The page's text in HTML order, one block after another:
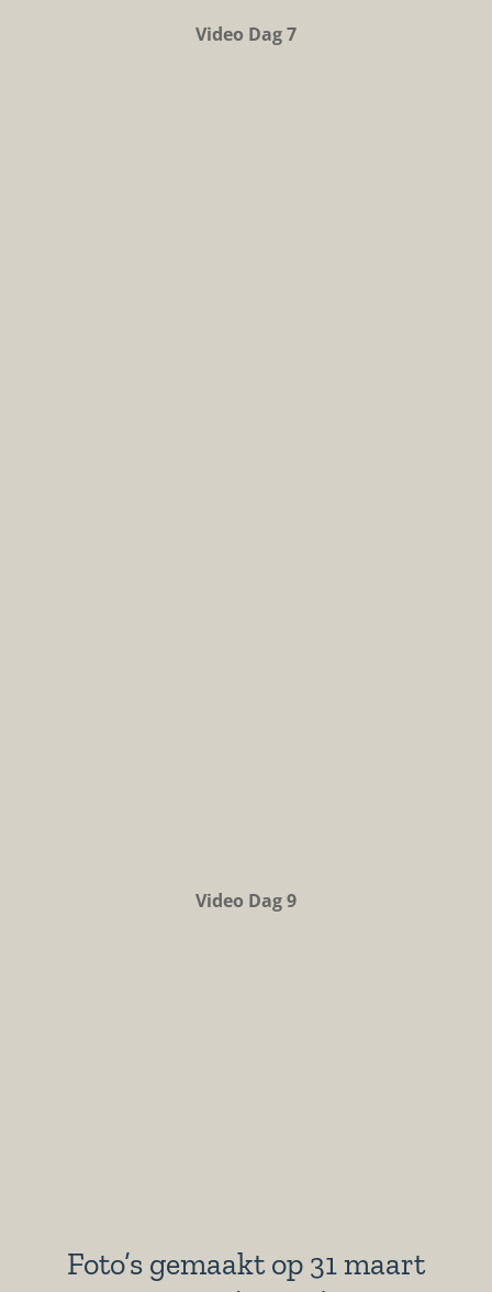
Video Dag 7
Video Dag 9
Foto’s gemaakt op 31 maart